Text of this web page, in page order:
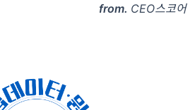
from. CEO스코어